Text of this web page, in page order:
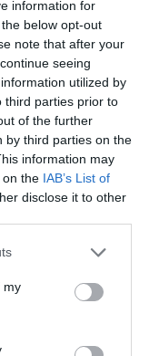
information for
below opt-out
note that after your
seeing
utilized by
third parties prior to
of the further
by third parties on the
information may
on the IAB’s List of
disclose it to other
or more Google
You may click to
third-party tags to
in below Google
my
Αν με φόβιζε ο
τη δουλειά
η Μαρία
των